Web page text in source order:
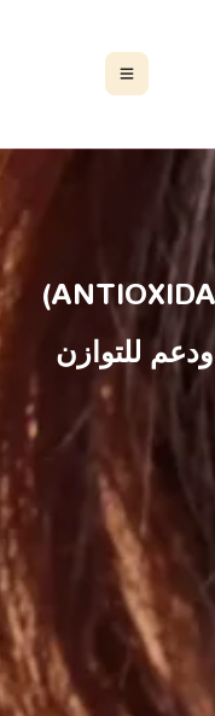
مضادات الأكسدة (ANTIOXIDANTS)
للتوازن